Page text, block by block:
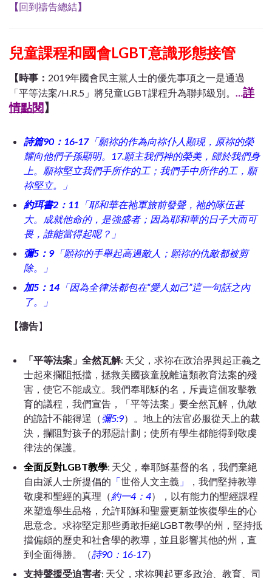
【回到禱告總結】
兒童課程和國會LGBT意識形態接管
【時事： 2019年國會民主黨人士的優先事項之一是通過
「平等法案/H.R.5」將兒童LGBT課程升為聯邦級別。 …詳
情點閱】
詩篇90：16-17「願祢的作為向祢仆人顯現，原祢的榮
耀向他們子孫顯明。17.願主我們神的榮美，歸於我們身
上。願祢堅立我們手所作的工；我們手中所作的工，願
祢堅立。」
約珥書2：11 「耶和華在祂軍旅前發聲，祂的隊伍甚
大。成就他命的，是強盛者；因為耶和華的日子大而可
畏，誰能當得起呢？」
彌5：9「願祢的手舉起高過敵人；願祢的仇敵都被剪
除。」
加5：14 「因為全律法都包在“愛人如己”這一句話之內
了。」
【禱告】
「平等法案」全然瓦解: 天父，求祢在政治界興起正義之
士起來攔阻抵擋，拯救美國孩童脫離這類教育法案的殘
害 ，使它不能成立。我們奉耶穌的名，斥責這個攻擊教
育的議程，我們宣告，「平等法案」要全然瓦解，仇敵
的詭計不能得逞（彌5:9）。 地上的法官必服從天上的裁
決，攔阻對孩子的邪惡計劃；使所有學生都能得到敬虔
律法的保護。
全面反對LGBT教學: 天父，奉耶穌基督的名，我們棄絕
自由派人士所提倡的 「世俗人文主義 」
，我們堅持教導
敬虔和聖經的真理（約一4：4），以有能力的聖經課程
來塑造學生品格，允許耶穌和聖靈更新並恢復學生的心
思意念。 求祢堅定那些勇敢拒絕LGBT教學的州， 堅持抵
擋偏頗的歷史和社會學的教導 ，並且影響其他的州，直
到全面得勝。（詩90：16-17）
支持聲援受迫害者: 天父，求祢興起更多政治、 教育、司